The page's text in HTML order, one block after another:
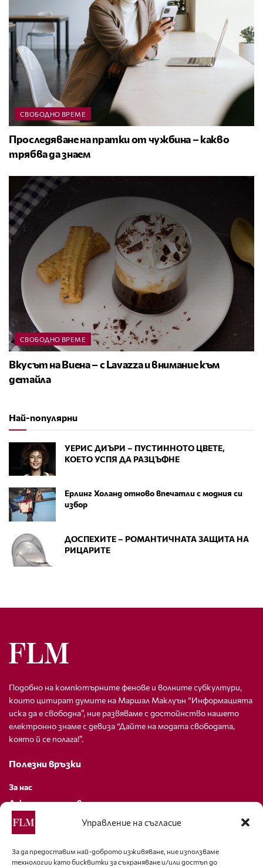
Управление на съгласие
За да предоставим най-доброто изживяване, ние използваме
технологии като бисквитки за съхраняване и/или достъп до
СВОБОДНО ВРЕМЕ
Проследяване на пратки от чужбина – какво
трябва да знаем
СВОБОДНО ВРЕМЕ
Вкусът на Виена – с Lavazza и внимание към
детайла
Най-популярни
УЕРИС ДИЪРИ – ПУСТИННОТО ЦВЕТЕ,
КОЕТО УСПЯ ДА РАЗЦЪФНЕ
Ерлинг Холанд отново впечатли с модния си
избор
ДОСПЕХИТЕ – РОМАНТИЧНАТА ЗАЩИТА НА
РИЦАРИТЕ
Подобно на компютърните фенове и волните субкултури,
които цитират думите на Маршал Маклуън “Информацията
иска да е свободна”, ние развяваме с достойнство нашето
електронно знаме с девиза “Дайте на модата свободата,
която й се полага!”.
Полезни връзки
За нас
Декларация за поверителност
Политика за бисквитки
За контакти